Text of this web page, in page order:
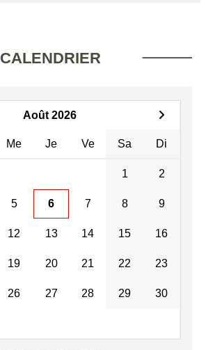
CALENDRIER
Août 2026
Me Je Ve Sa Di
1 2
5 6 7 8 9
12 13 14 15 16
19 20 21 22 23
26 27 28 29 30